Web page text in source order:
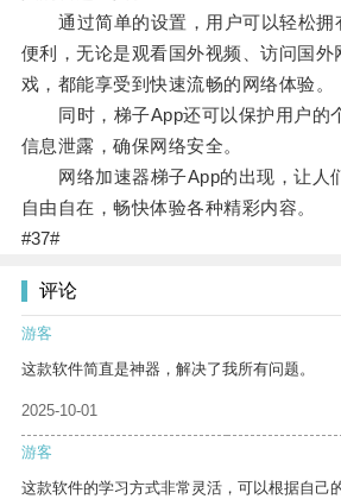
通过简单的设置，用户可以轻松拥
便利，无论是观看国外视频、访问国外
戏，都能享受到快速流畅的网络体验。
同时，梯子App还可以保护用户的
信息泄露，确保网络安全。
网络加速器梯子App的出现，让人
自由自在，畅快体验各种精彩内容。
#37#
评论
游客
这款软件简直是神器，解决了我所有问题。
2025-10-01
游客
这款软件的学习方式非常灵活，可以根据自己